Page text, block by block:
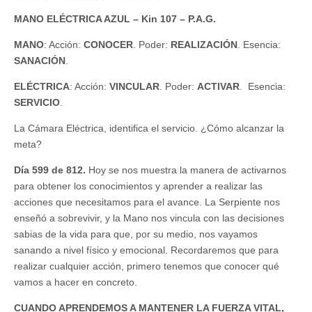
MANO ELÉCTRICA AZUL – Kin 107 – P.A.G.
MANO: Acción: CONOCER. Poder: REALIZACIÓN. Esencia:
SANACIÓN.
ELÉCTRICA: Acción: VINCULAR. Poder: ACTIVAR. Esencia:
SERVICIO.
La Cámara Eléctrica, identifica el servicio. ¿Cómo alcanzar la
meta?
Día 599 de 812. Hoy se nos muestra la manera de activarnos
para obtener los conocimientos y aprender a realizar las
acciones que necesitamos para el avance. La Serpiente nos
enseñó a sobrevivir, y la Mano nos vincula con las decisiones
sabias de la vida para que, por su medio, nos vayamos
sanando a nivel físico y emocional. Recordaremos que para
realizar cualquier acción, primero tenemos que conocer qué
vamos a hacer en concreto.
CUANDO APRENDEMOS A MANTENER LA FUERZA VITAL,